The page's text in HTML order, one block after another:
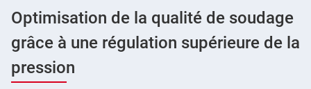
Optimisation de la qualité de soudage
grâce à une régulation supérieure de la
pression